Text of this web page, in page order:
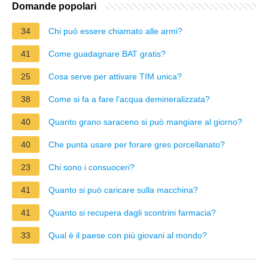
Domande popolari
34 Chi puó essere chiamato alle armi?
41 Come guadagnare BAT gratis?
25 Cosa serve per attivare TIM unica?
38 Come si fa a fare l'acqua demineralizzata?
40 Quanto grano saraceno si può mangiare al giorno?
40 Che punta usare per forare gres porcellanato?
23 Chi sono i consuoceri?
41 Quanto si può caricare sulla macchina?
41 Quanto si recupera dagli scontrini farmacia?
33 Qual è il paese con più giovani al mondo?